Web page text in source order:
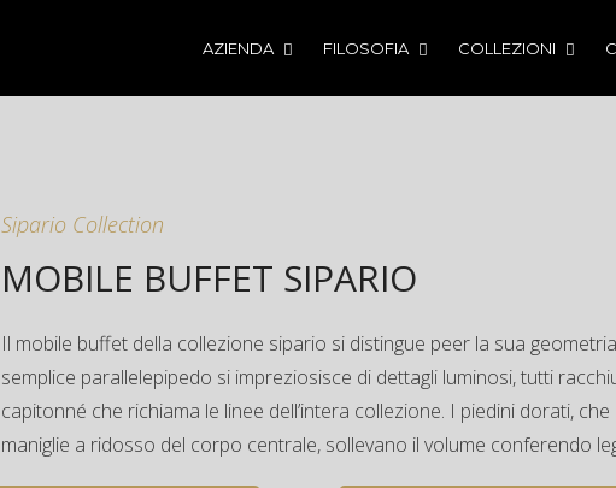
AZIENDA FILOSOFIA COLLEZIONI
Sipario Collection
MOBILE BUFFET SIPARIO
Il mobile buffet della collezione sipario si distingue peer la sua
semplice parallelepipedo si impreziosisce di dettagli luminosi, tutti
capitonné che richiama le linee dell’intera collezione. I piedini dorati,
maniglie a ridosso del corpo centrale, sollevano il volume conferendo